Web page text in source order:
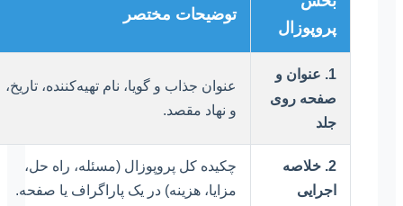
پروپوزال
توضیحات مختصر
1. عنوان و
صفحه روی
جلد
عنوان جذاب و گویا، نام تهیه‌کننده، تاریخ،
و نهاد مقصد.
2. خلاصه
اجرایی
چکیده کل پروپوزال (مسئله، راه حل،
مزایا، هزینه) در یک پاراگراف یا صفحه.